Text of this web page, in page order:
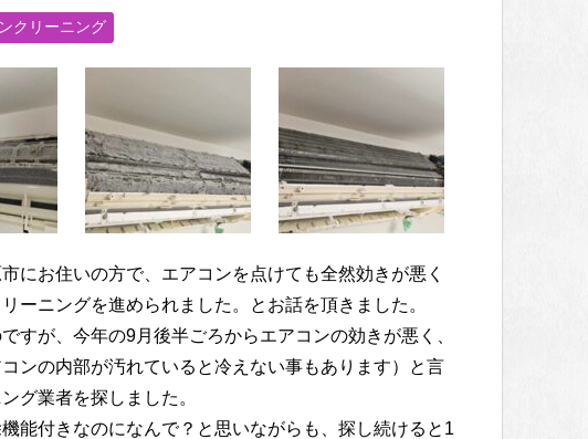
クリーニング
にお住いの方で、エアコンを点けても全然効きが悪く
ーニングを進められました。とお話を頂きました。
すが、今年の9月後半ごろからエアコンの効きが悪く、
ンの内部が汚れていると冷えない事もあります）と言
グ業者を探しました。
能付きなのになんで？と思いながらも、探し続けると1